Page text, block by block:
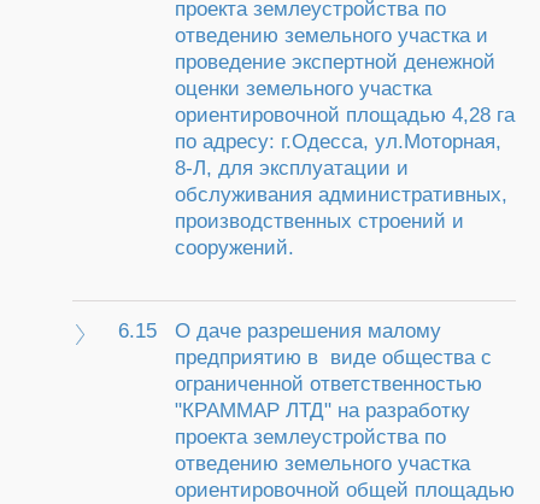
проекта землеустройства по
отведению земельного участка и
проведение экспертной денежной
оценки земельного участка
ориентировочной площадью 4,28 га
по адресу: г.Одесса, ул.Моторная,
8-Л, для эксплуатации и
обслуживания административных,
производственных строений и
сооружений.
6.15
О даче разрешения малому
предприятию в виде общества с
ограниченной ответственностью
"КРАММАР ЛТД" на разработку
проекта землеустройства по
отведению земельного участка
ориентировочной общей площадью